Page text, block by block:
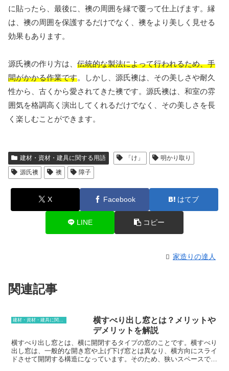
に貼ったら、最後に、襖の周囲を縁で覆って仕上げます。縁
は、襖の周囲を保護するだけでなく、襖をより美しく見せる
効果もあります。
源氏襖の作り方は、 伝統的な製法によって行われるため、手
間がかかる作業です。しかし、源氏襖は、その美しさや耐久
性から、古くから愛されてきた襖です。源氏襖は、和室の雰
囲気を格調高く演出してくれるだけでなく、その美しさを長
く楽しむことができます。
建材・資材・建具に関する用語 「け」
明かり取り
源氏襖
襖 障子
X Facebook はてブ
LINE コピー
家造りの達人
関連記事
建材・資材・建具に関する用語
横すべり出し窓とは？メリットや
デメリットを解説
横すべり出し窓とは、横に開閉するタイプの窓のことです。横すべり
出し窓は、一般的な開き窓や上げ下げ窓とは異なり、横方向にスライ
ドさせて開閉する構造になっています。そのため、狭いスペースでも